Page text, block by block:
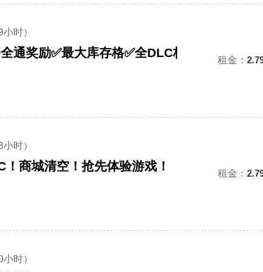
时）
通奖励✅最大库存格✅全DLC极致体验租金：
时）
商城清空！抢先体验游戏！ 租金：
时）